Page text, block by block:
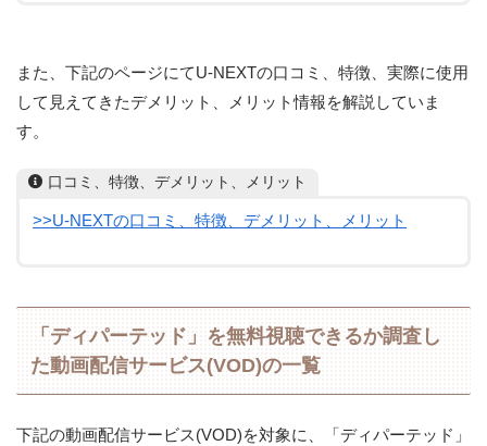
また、下記のページにてU-NEXTの口コミ、特徴、実際に使用
して見えてきたデメリット、メリット情報を解説していま
す。
口コミ、特徴、デメリット、メリット
>>U-NEXTの口コミ、特徴、デメリット、メリット
「ディパーテッド」を無料視聴できるか調査し
た動画配信サービス(VOD)の一覧
下記の動画配信サービス(VOD)を対象に、「ディパーテッド」